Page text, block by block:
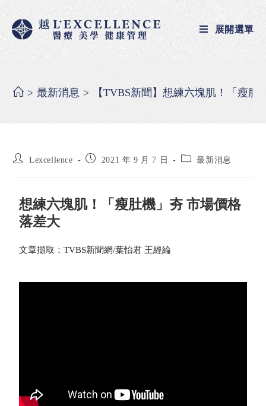
展開選單
> 最新消息 > 【TVBS新聞】想練六塊肌！「瘦
Lexcellence 2021 年 9 月 7 日 最新消息
想練六塊肌！「瘦肚機」夯 市場價格
落差大
文章擷取：TVBS新聞網/葉怡君 王經綸